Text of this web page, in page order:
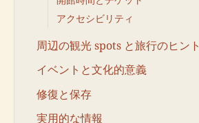
アクセシビリティ
周辺の観光 spots と旅行のヒント
イベントと文化的意義
修復と保存
実用的な情報